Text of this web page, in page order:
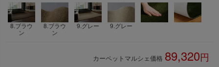
8.ブラウ
ン
8.ブラウ
ン
9.グレー 9.グレー
カーペットマルシェ価格 89,320